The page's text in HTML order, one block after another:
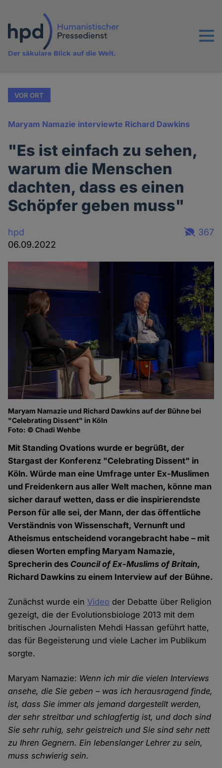
Inhalt
Menu
Der säkulare Blick auf die Welt.
VOR ORT
Maryam Namazie interviewte Richard Dawkins
"Es ist einfach zu sehen,
warum die Menschen
dachten, dass es einen
Schöpfer geben muss"
hpd
06.09.2022
367
Maryam Namazie und Richard Dawkins auf der Bühne bei
"Celebrating Dissent" in Köln
Foto: © Chadi Wehbe
Mit Standing Ovations wurde er begrüßt, der
Stargast der Konferenz "Celebrating Dissent" in
Köln. Würde man eine Umfrage unter Ex-Muslimen
und Freidenkern aus aller Welt machen, könne man
sicher darauf wetten, dass er die inspirierendste
Person für alle sei, der Mann, der das öffentliche
Verständnis von Wissenschaft, Vernunft und
Atheismus entscheidend vorangebracht habe – mit
diesen Worten empfing Maryam Namazie,
Sprecherin des Council of Ex-Muslims of Britain,
Richard Dawkins zu einem Interview auf der Bühne.
Zunächst wurde einVideo der Debatte über Religion
gezeigt, die der Evolutionsbiologe 2013 mit dem
britischen Journalisten Mehdi Hassan geführt hatte,
das für Begeisterung und viele Lacher im Publikum
sorgte.
Maryam Namazie: Wenn ich mir die vielen Interviews
ansehe, die Sie geben – was ich herausragend finde,
ist, dass Sie immer als jemand dargestellt werden,
der sehr streitbar und schlagfertig ist, und doch sind
Sie sehr ruhig, sehr geistreich und Sie sind sehr nett
zu Ihren Gegnern. Ein lebenslanger Lehrer zu sein,
muss schwierig sein.